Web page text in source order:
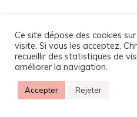
Ce site dépose des cookies
visite. Si vous les acceptez,
recueillir des statistiques de
améliorer la navigation.
Accepter Rejeter